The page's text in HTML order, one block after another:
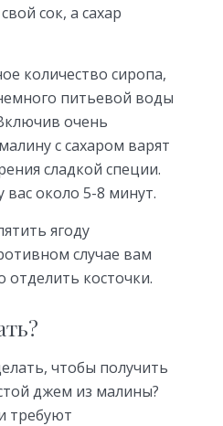
сок, а сахар
количество сиропа,
питьевой воды
очень
с сахаром варят
сладкой специи.
около 5-8 минут.
ягоду
случае вам
отделить косточки.
чтобы получить
джем из малины?
требуют